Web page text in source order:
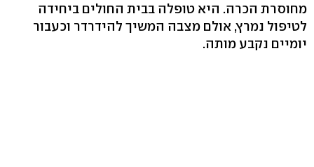
מחוסרת הכרה. היא טופלה בבית החולים ביחידה
לטיפול נמרץ, אולם מצבה המשיך להידרדר וכעבור
יומיים נקבע מותה.